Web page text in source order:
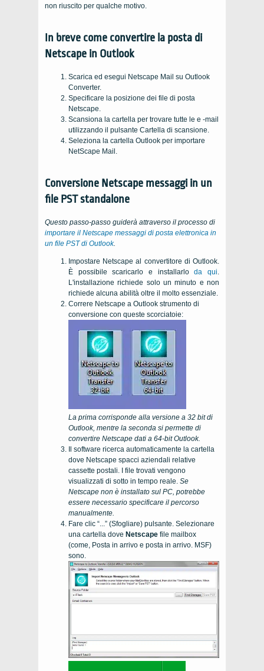
non riuscito per qualche motivo.
In breve come convertire la posta di
Netscape in Outlook
Scarica ed esegui Netscape Mail su Outlook
Converter.
Specificare la posizione dei file di posta
Netscape.
Scansiona la cartella per trovare tutte le e -mail
utilizzando il pulsante Cartella di scansione.
Seleziona la cartella Outlook per importare
NetScape Mail.
Conversione Netscape messaggi in un
file PST standalone
Questo passo-passo guiderà attraverso il processo di
importare il Netscape messaggi di posta elettronica in
un file PST di Outlook.
Impostare Netscape al convertitore di Outlook.
È possibile scaricarlo e installarloda qui.
L'installazione richiede solo un minuto e non
richiede alcuna abilità oltre il molto essenziale.
Correre Netscape a Outlook strumento di
conversione con queste scorciatoie:
La prima corrisponde alla versione a 32 bit di
Outlook, mentre la seconda si permette di
convertire Netscape dati a 64-bit Outlook.
Il software ricerca automaticamente la cartella
dove Netscape spacci aziendali relative
cassette postali. I file trovati vengono
visualizzati di sotto in tempo reale. Se
Netscape non è installato sul PC, potrebbe
essere necessario specificare il percorso
manualmente.
Fare clic “...” (Sfogliare) pulsante. Selezionare
una cartella dove Netscape file mailbox
(come, Posta in arrivo e posta in arrivo. MSF)
sono.